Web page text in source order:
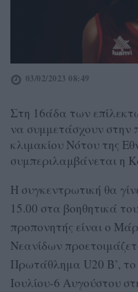
03/02/2023 08:49
Στη 16άδα των
να συμμετάσχουν στην
κλιμακίου Νότου της
συμπεριλαμβάνεται η
Η συγκεντρωτική θα
15.00 στα βοηθητικά
προπονητής είναι ο
Νεανίδων
Πρωτάθλημα U20 Β’, το
Ιουλίου-6 Αυγούστου